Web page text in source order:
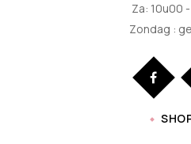
Za: 10u00
Zondag :